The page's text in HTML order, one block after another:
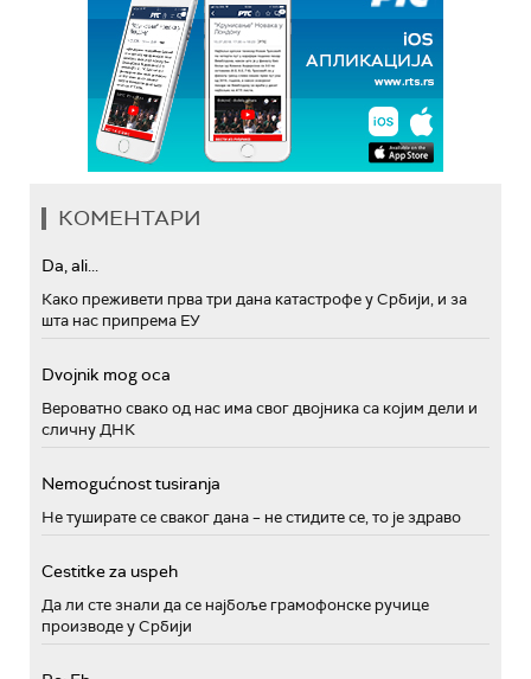
КОМЕНТАРИ
Da, ali...
Како преживети прва три дана катастрофе у Србији, и за
шта нас припрема ЕУ
Dvojnik mog oca
Вероватно свако од нас има свог двојника са којим дели и
сличну ДНК
Nemogućnost tusiranja
Не туширате се сваког дана – не стидите се, то је здраво
Cestitke za uspeh
Да ли сте знали да се најбоље грамофонске ручице
производе у Србији